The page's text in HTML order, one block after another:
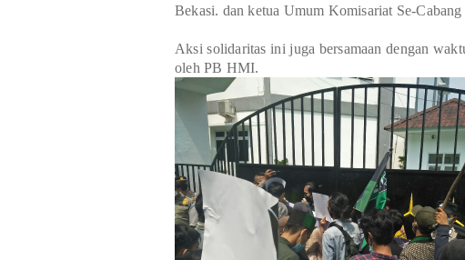
Bekasi. dan ketua Umum Komisariat Se-Cabang
Aksi solidaritas ini juga bersamaan dengan
oleh PB HMI.